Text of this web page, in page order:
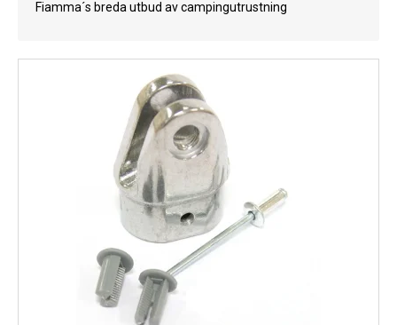
Reseutrustning
Fiamma´s breda utbud av campingutrustning